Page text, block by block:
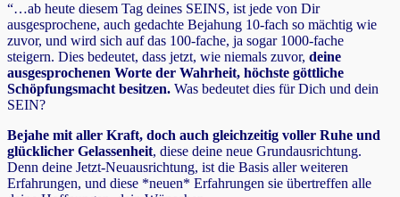
“…ab heute diesem Tag deines SEINS, ist jede von Dir
ausgesprochene, auch gedachte Bejahung 10-fach so mächtig wie
zuvor, und wird sich auf das 100-fache, ja sogar 1000-fache
steigern. Dies bedeutet, dass jetzt, wie niemals zuvor, deine
ausgesprochenen Worte der Wahrheit, höchste göttliche
Schöpfungsmacht besitzen. Was bedeutet dies für Dich und dein
SEIN?
Bejahe mit aller Kraft, doch auch gleichzeitig voller Ruhe und
glücklicher Gelassenheit, diese deine neue Grundausrichtung.
Denn deine Jetzt-Neuausrichtung, ist die Basis aller weiteren
Erfahrungen, und diese *neuen* Erfahrungen sie übertreffen alle